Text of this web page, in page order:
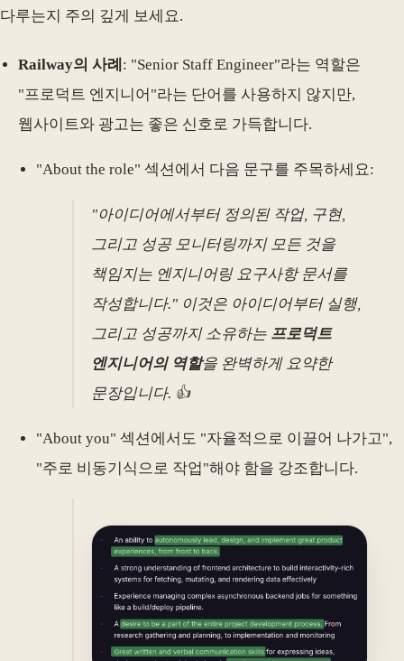
다루는지 주의 깊게 보세요.
Railway의 사례 : "Senior Staff Engineer"라는 역할은
"프로덕트 엔지니어"라는 단어를 사용하지 않지만,
웹사이트와 광고는 좋은 신호로 가득합니다.
"About the role" 섹션에서 다음 문구를 주목하세요:
"아이디어에서부터 정의된 작업, 구현,
그리고 성공 모니터링까지 모든 것을
책임지는 엔지니어링 요구사항 문서를
작성합니다." 이것은 아이디어부터 실행,
그리고 성공까지 소유하는 프로덕트
엔지니어의 역할을 완벽하게 요약한
문장입니다. 👍
"About you" 섹션에서도 "자율적으로 이끌어 나가고",
"주로 비동기식으로 작업"해야 함을 강조합니다.